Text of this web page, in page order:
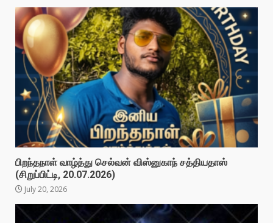
பிறந்தநாள் வாழ்த்து செல்வன் விஸ்னுகாந் சத்தியதாஸ்
(சிறுப்பிட்டி, 20.07.2026)
July 20, 2026